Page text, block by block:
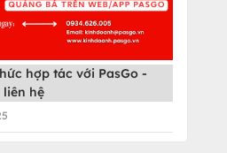
hợp tác với PasGo -
liên hệ